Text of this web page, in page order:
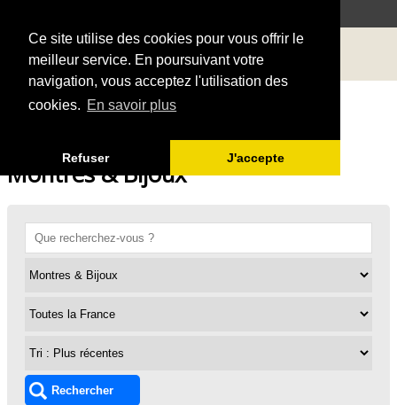
Ce site utilise des cookies pour vous offrir le
meilleur service. En poursuivant votre
navigation, vous acceptez l'utilisation des
cookies. En savoir plus
Refuser J'accepte
Montres & Bijoux